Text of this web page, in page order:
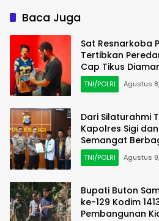
Baca Juga
Sat Resnarkoba
Tertibkan
Cap Tikus
TNI/POLRI Agustus
Dari Silaturahmi
Kapolres Sigi dan
Semangat
TNI/POLRI Agustus
Bupati Buton
ke-129 Kodim
Pembangunan